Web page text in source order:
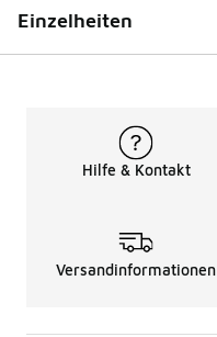
Einzelheiten
Hilfe & Kontakt
Versandinformationen